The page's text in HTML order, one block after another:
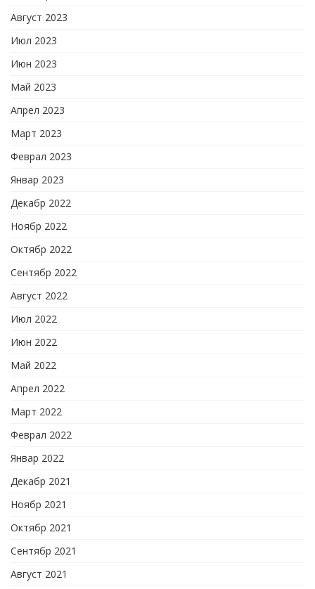
Август 2023
Июл 2023
Июн 2023
Май 2023
Апрел 2023
Март 2023
Феврал 2023
Январ 2023
Декабр 2022
Ноябр 2022
Октябр 2022
Сентябр 2022
Август 2022
Июл 2022
Июн 2022
Май 2022
Апрел 2022
Март 2022
Феврал 2022
Январ 2022
Декабр 2021
Ноябр 2021
Октябр 2021
Сентябр 2021
Август 2021